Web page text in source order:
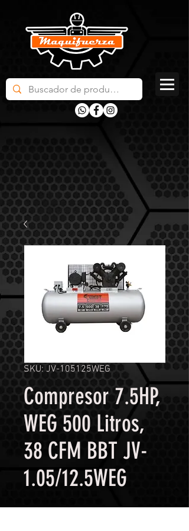
SKU: JV-105125WEG
Compresor 7.5HP,
WEG 500 Litros,
38 CFM BBT JV-
1.05/12.5WEG